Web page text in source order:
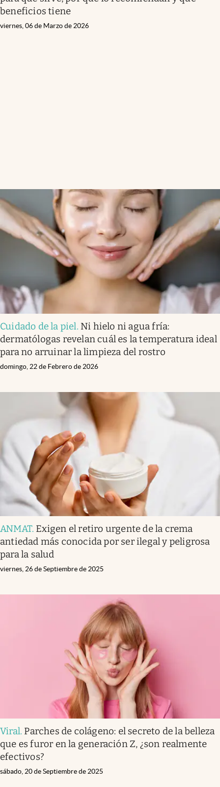
beneficios tiene
viernes, 06 de Marzo de 2026
Cuidado de la piel. Ni hielo ni agua fría:
dermatólogas revelan cuál es la temperatura ideal
para no arruinar la limpieza del rostro
domingo, 22 de Febrero de 2026
ANMAT. Exigen el retiro urgente de la crema
antiedad más conocida por ser ilegal y peligrosa
para la salud
viernes, 26 de Septiembre de 2025
Viral. Parches de colágeno: el secreto de la belleza
que es furor en la generación Z, ¿son realmente
efectivos?
sábado, 20 de Septiembre de 2025